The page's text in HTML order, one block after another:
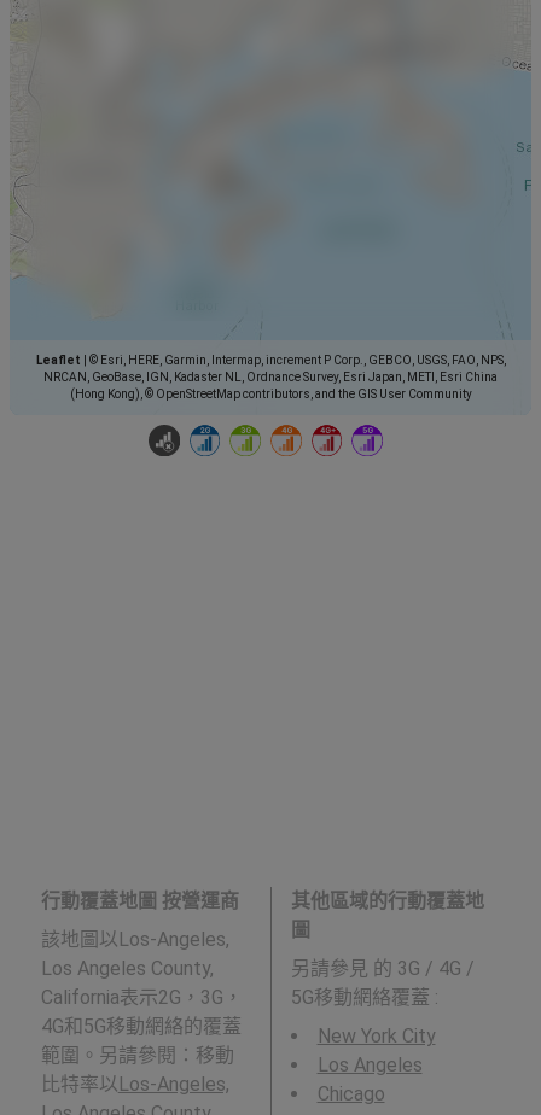
Leaflet
© Esri, HERE, Garmin, Intermap, increment P Corp., GEBCO, USGS, FAO, NPS,
NRCAN, GeoBase, IGN, Kadaster NL, Ordnance Survey, Esri Japan, METI, Esri China
(Hong Kong), © OpenStreetMap contributors, and the GIS User Community
行動覆蓋地圖 按營運商
該地圖以Los-Angeles,
Los Angeles County,
California表示2G，3G，
4G和5G移動網絡的覆蓋
範圍。另請參閱：移動
比特率以 Los-Angeles,
其他區域的行動覆蓋地
圖
另請參見 的 3G / 4G /
5G移動網絡覆蓋 :
New York City
Los Angeles
Chicago